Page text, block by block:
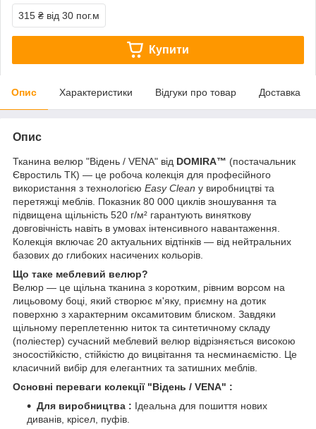
315 ₴ від 30 пог.м
Купити
Опис Характеристики Відгуки про товар Доставка
Опис
Тканина велюр "Відень / VENA" від DOMIRA™ (постачальник
Євростиль ТК) — це робоча колекція для професійного
використання з технологією Easy Clean у виробництві та
перетяжці меблів. Показник 80 000 циклів зношування та
підвищена щільність 520 г/м² гарантують виняткову
довговічність навіть в умовах інтенсивного навантаження.
Колекція включає 20 актуальних відтінків — від нейтральних
базових до глибоких насичених кольорів.
Що таке меблевий велюр?
Велюр — це щільна тканина з коротким, рівним ворсом на
лицьовому боці, який створює м'яку, приємну на дотик
поверхню з характерним оксамитовим блиском. Завдяки
щільному переплетенню ниток та синтетичному складу
(поліестер) сучасний меблевий велюр відрізняється високою
зносостійкістю, стійкістю до вицвітання та несминаємістю. Це
класичний вибір для елегантних та затишних меблів.
Основні переваги колекції "Відень / VENA" :
Для виробництва : Ідеальна для пошиття нових
диванів, крісел, пуфів.